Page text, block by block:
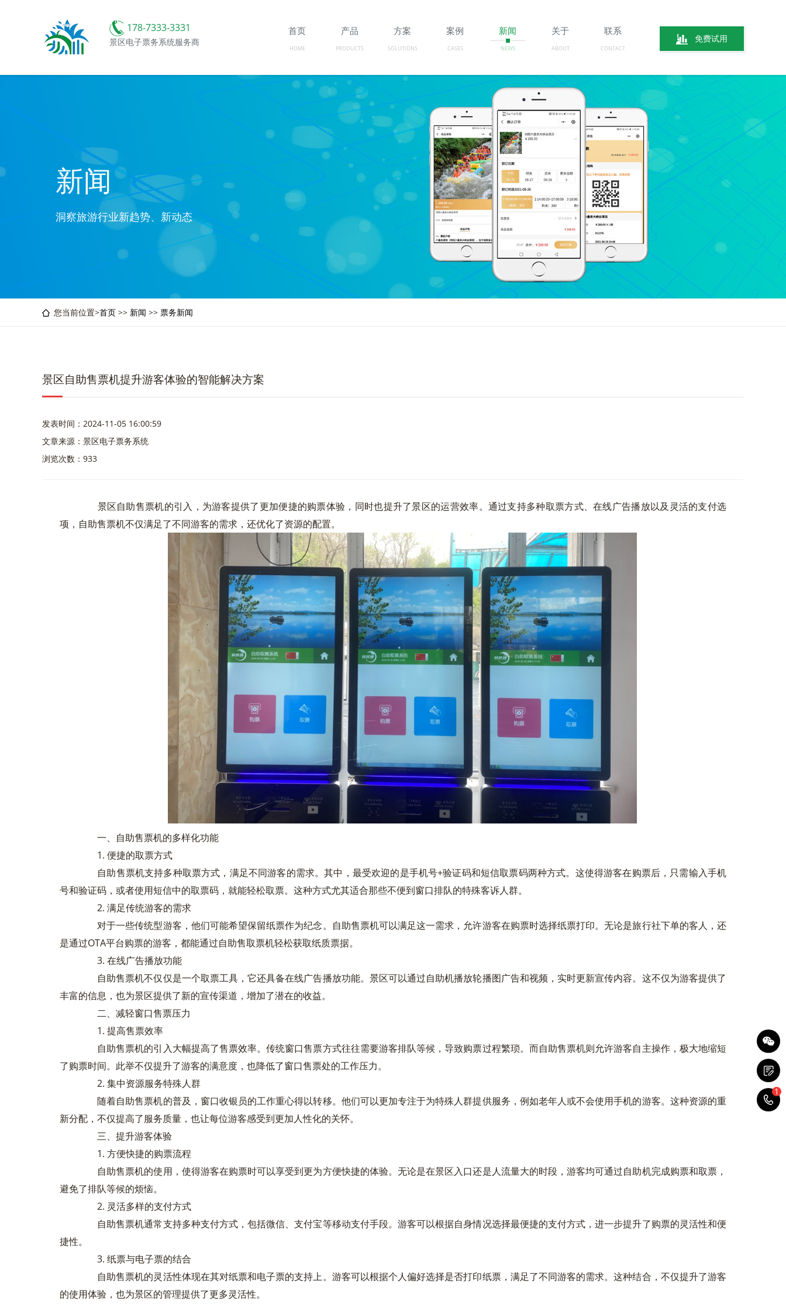
178-7333-3331
景区电子票务系统服务商 免费试用
首页
HOME
产品
PRODUCTS
方案
SOLUTIONS
案例
CASES
新闻
NEWS
关于
ABOUT
联系
CONTACT
新闻
洞察旅游行业新趋势、新动态
您当前位置>首页 >> 新闻 >> 票务新闻
景区自助售票机提升游客体验的智能解决方案
发表时间：2024-11-05 16:00:59
文章来源：景区电子票务系统
浏览次数：933
景区自助售票机的引入，为游客提供了更加便捷的购票体验，同时也提升了景区的运营效率。通过支持多种取票方式、在线广告播放以及灵活的支付选
项，自助售票机不仅满足了不同游客的需求，还优化了资源的配置。
一、自助售票机的多样化功能
1. 便捷的取票方式
自助售票机支持多种取票方式，满足不同游客的需求。其中，最受欢迎的是手机号+验证码和短信取票码两种方式。这使得游客在购票后，只需输入手机
号和验证码，或者使用短信中的取票码，就能轻松取票。这种方式尤其适合那些不便到窗口排队的特殊客诉人群。
2. 满足传统游客的需求
对于一些传统型游客，他们可能希望保留纸票作为纪念。自助售票机可以满足这一需求，允许游客在购票时选择纸票打印。无论是旅行社下单的客人，还
是通过OTA平台购票的游客，都能通过自助售取票机轻松获取纸质票据。
3. 在线广告播放功能
自助售票机不仅仅是一个取票工具，它还具备在线广告播放功能。景区可以通过自助机播放轮播图广告和视频，实时更新宣传内容。这不仅为游客提供了
丰富的信息，也为景区提供了新的宣传渠道，增加了潜在的收益。
二、减轻窗口售票压力
1. 提高售票效率
自助售票机的引入大幅提高了售票效率。传统窗口售票方式往往需要游客排队等候，导致购票过程繁琐。而自助售票机则允许游客自主操作，极大地缩短
了购票时间。此举不仅提升了游客的满意度，也降低了窗口售票处的工作压力。
2. 集中资源服务特殊人群
随着自助售票机的普及，窗口收银员的工作重心得以转移。他们可以更加专注于为特殊人群提供服务，例如老年人或不会使用手机的游客。这种资源的重
新分配，不仅提高了服务质量，也让每位游客感受到更加人性化的关怀。
三、提升游客体验
1. 方便快捷的购票流程
自助售票机的使用，使得游客在购票时可以享受到更为方便快捷的体验。无论是在景区入口还是人流量大的时段，游客均可通过自助机完成购票和取票，
避免了排队等候的烦恼。
2. 灵活多样的支付方式
自助售票机通常支持多种支付方式，包括微信、支付宝等移动支付手段。游客可以根据自身情况选择最便捷的支付方式，进一步提升了购票的灵活性和便
捷性。
3. 纸票与电子票的结合
自助售票机的灵活性体现在其对纸票和电子票的支持上。游客可以根据个人偏好选择是否打印纸票，满足了不同游客的需求。这种结合，不仅提升了游客
的使用体验，也为景区的管理提供了更多灵活性。
1